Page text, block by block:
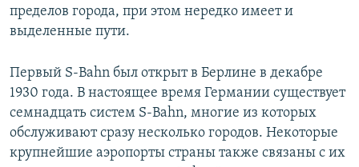
пределов города, при этом нередко имеет и
выделенные пути.
Первый S-Bahn был открыт в Берлине в декабре
1930 года. В настоящее время Германии существует
семнадцать систем S-Bahn, многие из которых
обслуживают сразу несколько городов. Некоторые
крупнейшие аэропорты страны также связаны с их